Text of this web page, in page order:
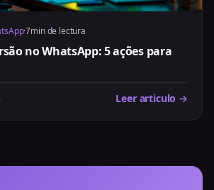
·7min de lectura
no WhatsApp: 5 ações para
Leer articulo →